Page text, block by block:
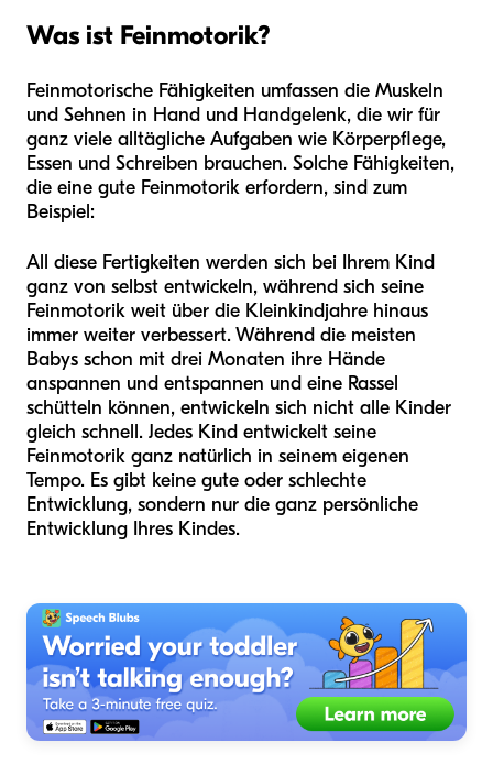
Was ist Feinmotorik?
Feinmotorische Fähigkeiten umfassen die Muskeln
und Sehnen in Hand und Handgelenk, die wir für
ganz viele alltägliche Aufgaben wie Körperpflege,
Essen und Schreiben brauchen. Solche Fähigkeiten,
die eine gute Feinmotorik erfordern, sind zum
Beispiel:
All diese Fertigkeiten werden sich bei Ihrem Kind
ganz von selbst entwickeln, während sich seine
Feinmotorik weit über die Kleinkindjahre hinaus
immer weiter verbessert. Während die meisten
Babys schon mit drei Monaten ihre Hände
anspannen und entspannen und eine Rassel
schütteln können, entwickeln sich nicht alle Kinder
gleich schnell. Jedes Kind entwickelt seine
Feinmotorik ganz natürlich in seinem eigenen
Tempo. Es gibt keine gute oder schlechte
Entwicklung, sondern nur die ganz persönliche
Entwicklung Ihres Kindes.